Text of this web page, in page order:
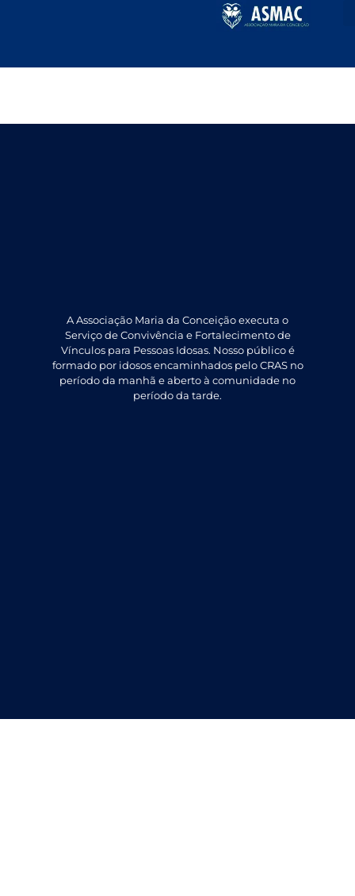
A Associação Maria da Conceição executa o
Serviço de Convivência e Fortalecimento de
Vínculos para Pessoas Idosas. Nosso público é
formado por idosos encaminhados pelo CRAS no
período da manhã e aberto à comunidade no
período da tarde.